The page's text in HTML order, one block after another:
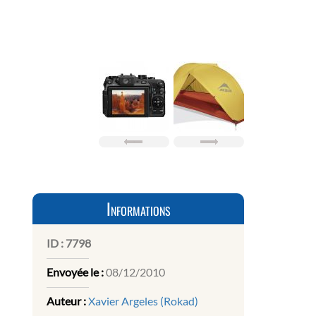
Informations
ID : 7798
Envoyée le :08/12/2010
Auteur :Xavier Argeles (Rokad)